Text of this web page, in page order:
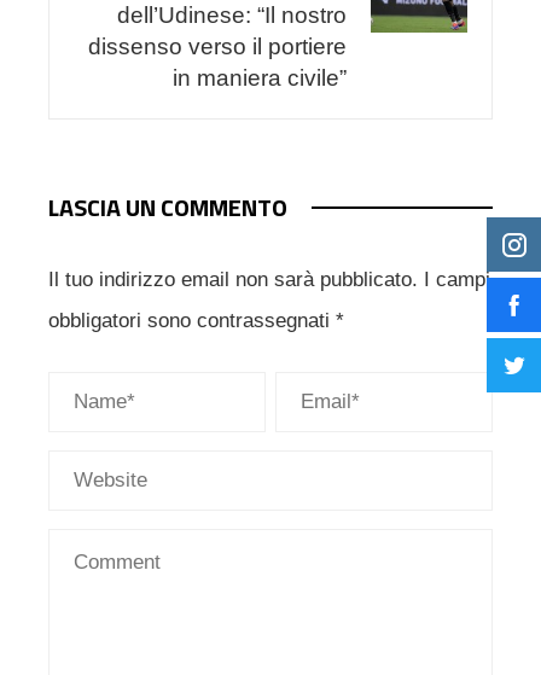
dell’Udinese: “Il nostro
dissenso verso il portiere
in maniera civile”
LASCIA UN COMMENTO
Il tuo indirizzo email non sarà pubblicato. I campi
obbligatori sono contrassegnati *